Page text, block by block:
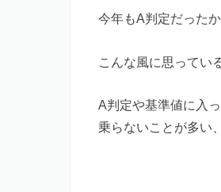
今年もA判定だった
こんな風に思ってい
A判定や基準値に入
乗らないことが多い